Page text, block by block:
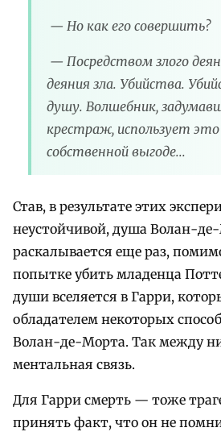
— Но как его совершить?
— Посредством злого
деяния зла. Убийства.
душу. Волшебник,
крестраж, использует это
собственной выгоде...
Став, в результате этих
неустойчивой, душа Волан-
раскалывается еще раз,
попытке убить младенца
души вселяется в Гарри,
обладателем некоторых
Волан-де-Морта. Так между
ментальная связь.
Для Гарри смерть — тоже
принять факт, что он не